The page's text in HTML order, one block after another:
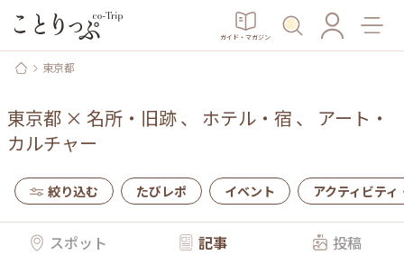
ガイド・マガジン
東京都
東京都 × 名所・旧跡、 ホテル・宿 、 アート・
カルチャー
絞り込む たびレポ イベント アクティビティ
スポット 記事 投稿